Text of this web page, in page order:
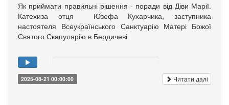
Як приймати правильні рішення - поради від Діви Марії.
Катехиза отця Юзефа Кухарчика, заступника
настоятеля Всеукраїнського Санктуарію Матері Божої
Святого Скапулярію в Бердичеві
2025-08-21 00:00:00 Читати далі